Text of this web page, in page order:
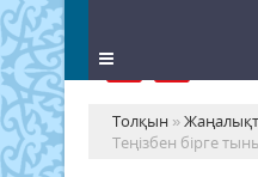
Толқын »
Теңізбен бірге